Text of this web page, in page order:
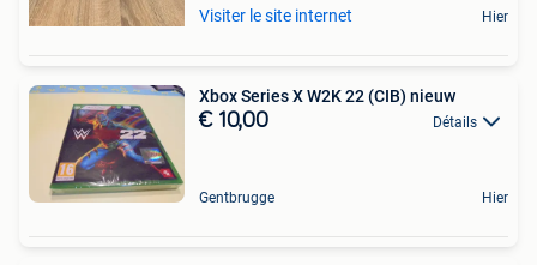
Visiter le site internet Hier
Xbox Series X W2K 22 (CIB) nieuw
€ 10,00 Détails
Gentbrugge Hier